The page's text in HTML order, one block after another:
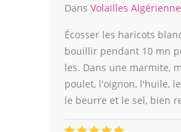
Dans Volailles
Écosser les haricots
bouillir pendant 10 mn
les. Dans une marmite,
poulet, l'oignon, l'huile,
le beurre et le sel, bien